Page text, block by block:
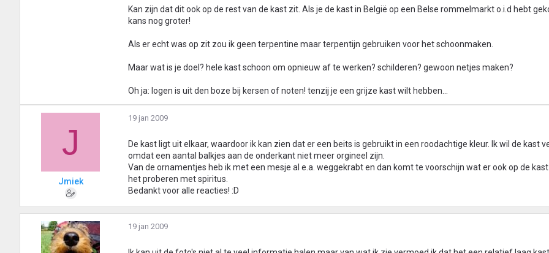
Kan zijn dat dit ook op de rest van de kast zit. Als je de kast in België op een Belse rommelmarkt o.i.d hebt
kans nog groter!
Als er echt was op zit zou ik geen terpentine maar terpentijn gebruiken voor het schoonmaken.
Maar wat is je doel? hele kast schoon om opnieuw af te werken? schilderen? gewoon netjes maken?
Oh ja: logen is uit den boze bij kersen of noten! tenzij je een grijze kast wilt hebben...
J
Jmiek
19 jan 2009
De kast ligt uit elkaar, waardoor ik kan zien dat er een beits is gebruikt in een roodachtige kleur. Ik wil de kast
omdat een aantal balkjes aan de onderkant niet meer orgineel zijn.
Van de ornamentjes heb ik met een mesje al e.a. weggekrabt en dan komt te voorschijn wat er ook op de
het proberen met spiritus.
Bedankt voor alle reacties! :D
19 jan 2009